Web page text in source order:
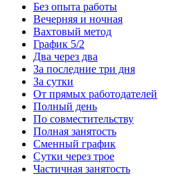
Без опыта работы
Вечерняя и ночная
Вахтовый метод
График 5/2
Два через два
За последние три дня
За сутки
От прямых работодателей
Полный день
По совместительству
Полная занятость
Сменный график
Сутки через трое
Частичная занятость